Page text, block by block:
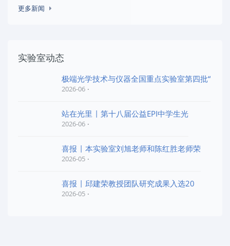
更多新闻
实验室动态
极端光学技术与仪器全国重点实验室第四批“
2026-06
站在光里 | 第十八届公益EPI中学生光
2026-06
喜报 | 本实验室刘旭老师和陈红胜老师荣
2026-05
喜报 | 邱建荣教授团队研究成果入选20
2026-05